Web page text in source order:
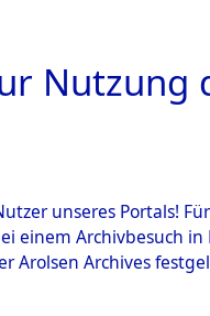
Nutzung
unseres Portals!
einem Archivbesuch
Arolsen Archives